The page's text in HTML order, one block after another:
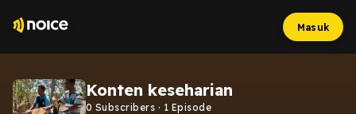
Masuk
Konten keseharian
0 Subscribers · 1 Episode